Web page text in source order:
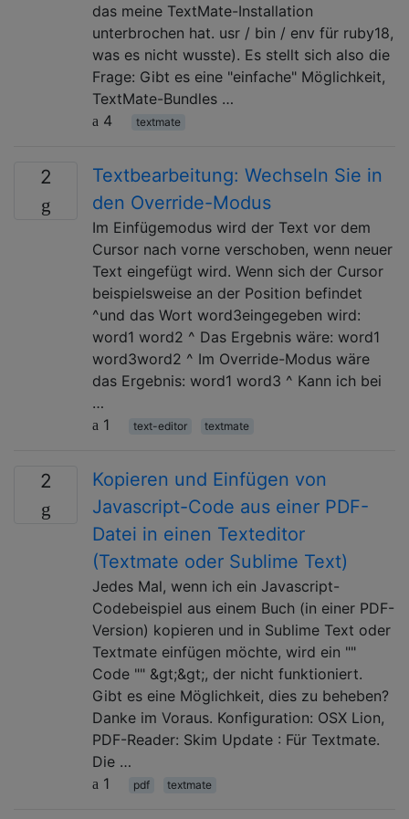
das meine TextMate-Installation
unterbrochen hat. usr / bin / env für ruby18,
was es nicht wusste). Es stellt sich also die
Frage: Gibt es eine "einfache" Möglichkeit,
TextMate-Bundles …
4
textmate
2
Textbearbeitung: Wechseln Sie in
den Override-Modus
Im Einfügemodus wird der Text vor dem
Cursor nach vorne verschoben, wenn neuer
Text eingefügt wird. Wenn sich der Cursor
beispielsweise an der Position befindet
^und das Wort word3eingegeben wird:
word1 word2 ^ Das Ergebnis wäre: word1
word3word2 ^ Im Override-Modus wäre
das Ergebnis: word1 word3 ^ Kann ich bei
…
1
text-editor textmate
2
Kopieren und Einfügen von
Javascript-Code aus einer PDF-
Datei in einen Texteditor
(Textmate oder Sublime Text)
Jedes Mal, wenn ich ein Javascript-
Codebeispiel aus einem Buch (in einer PDF-
Version) kopieren und in Sublime Text oder
Textmate einfügen möchte, wird ein ""
Code "" &gt;&gt;, der nicht funktioniert.
Gibt es eine Möglichkeit, dies zu beheben?
Danke im Voraus. Konfiguration: OSX Lion,
PDF-Reader: Skim Update : Für Textmate.
Die …
1
pdf textmate